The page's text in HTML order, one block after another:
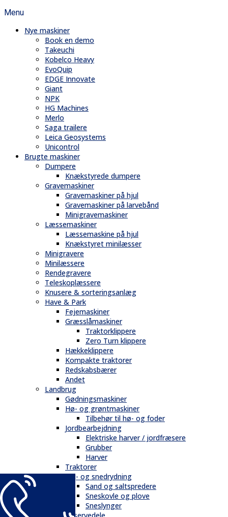
Menu
Nye maskiner
Book en demo
Takeuchi
Kobelco Heavy
EvoQuip
EDGE Innovate
Giant
NPK
HG Machines
Merlo
Saga trailere
Leica Geosystems
Unicontrol
Brugte maskiner
Dumpere
Knækstyrede dumpere
Gravemaskiner
Gravemaskiner på hjul
Gravemaskiner på larvebånd
Minigravemaskiner
Læssemaskiner
Læssemaskine på hjul
Knækstyret minilæsser
Minigravere
Minilæssere
Rendegravere
Teleskoplæssere
Knusere & sorteringsanlæg
Have & Park
Fejemaskiner
Græsslåmaskiner
Traktorklippere
Zero Turn klippere
Hækkeklippere
Kompakte traktorer
Redskabsbærer
Andet
Landbrug
Gødningsmaskiner
Hø- og grøntmaskiner
Tilbehør til hø- og foder
Jordbearbejdning
Elektriske harver / jordfræsere
Grubber
Harver
Traktorer
Vej- og snedrydning
Sand og saltspredere
Sneskovle og plove
Sneslynger